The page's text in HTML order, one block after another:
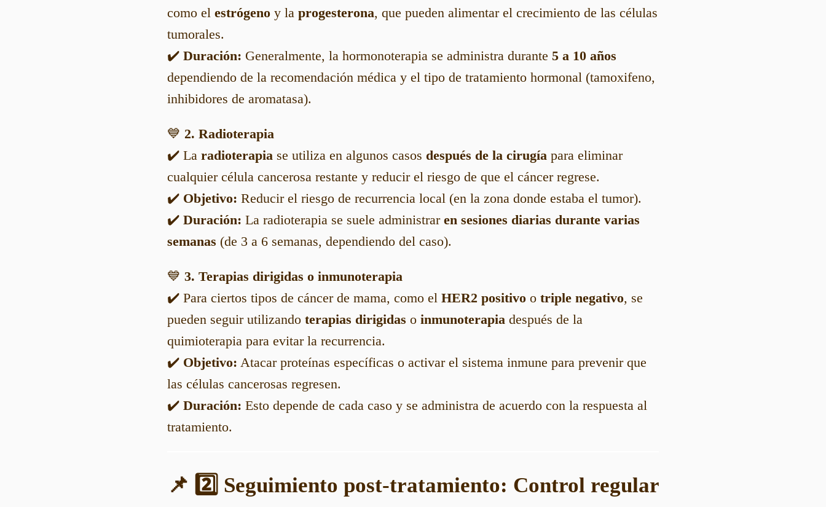
como el estrógeno y la progesterona, que pueden alimentar el crecimiento de las células
tumorales.
✔️ Duración: Generalmente, la hormonoterapia se administra durante 5 a 10 años
dependiendo de la recomendación médica y el tipo de tratamiento hormonal (tamoxifeno,
inhibidores de aromatasa).
💙 2. Radioterapia
✔️ La radioterapia se utiliza en algunos casos después de la cirugía para eliminar
cualquier célula cancerosa restante y reducir el riesgo de que el cáncer regrese.
✔️ Objetivo: Reducir el riesgo de recurrencia local (en la zona donde estaba el tumor).
✔️ Duración: La radioterapia se suele administrar en sesiones diarias durante varias
semanas (de 3 a 6 semanas, dependiendo del caso).
💙 3. Terapias dirigidas o inmunoterapia
✔️ Para ciertos tipos de cáncer de mama, como el HER2 positivo o triple negativo, se
pueden seguir utilizando terapias dirigidas o inmunoterapia después de la
quimioterapia para evitar la recurrencia.
✔️ Objetivo: Atacar proteínas específicas o activar el sistema inmune para prevenir que
las células cancerosas regresen.
✔️ Duración: Esto depende de cada caso y se administra de acuerdo con la respuesta al
tratamiento.
📌 2️⃣ Seguimiento post-tratamiento: Control regular